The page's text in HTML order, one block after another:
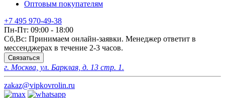
Оптовым покупателям
+7 495 970-49-38
Пн-Пт: 09:00 - 18:00
Сб,Вс: Принимаем онлайн-заявки. Менеджер ответит в
мессенджерах в течение 2-3 часов.
Связаться
г. Москва, ул. Барклая, д. 13 стр. 1.
zakaz@vipkovrolin.ru